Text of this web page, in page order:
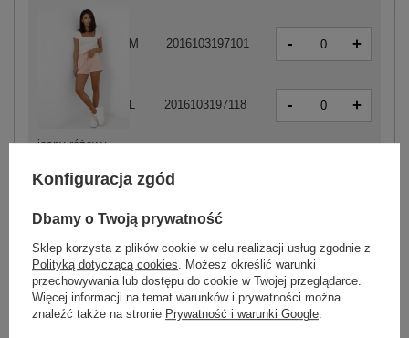
jasny różowy
M 2016103197101 - +
L 2016103197118 - +
S 2016103197170 - +
L 2016103197194 -
Konfiguracja zgód
Dbamy o Twoją prywatność
Sklep korzysta z plików cookie w celu realizacji usług zgodnie z
Polityką dotyczącą cookies . Możesz określić warunki
przechowywania lub dostępu do cookie w Twojej przeglądarce.
Więcej informacji na temat warunków i prywatności można
znaleźć także na stronie Prywatność i warunki Google